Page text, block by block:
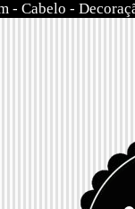
- Cabelo -